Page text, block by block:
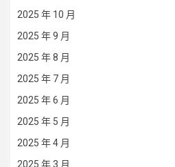
2025 年 10 月
2025 年 9 月
2025 年 8 月
2025 年 7 月
2025 年 6 月
2025 年 5 月
2025 年 4 月
2025 年 3 月